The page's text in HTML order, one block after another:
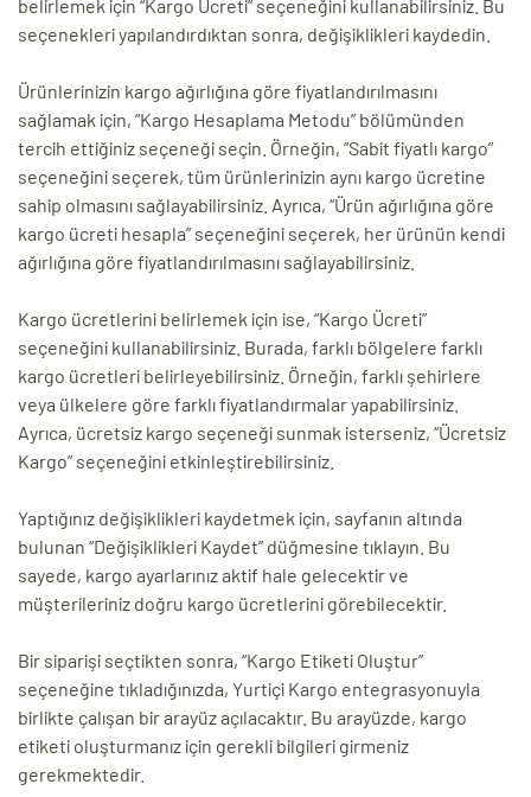
belirlemek için “Kargo Ücreti” seçeneğini kullanabilirsiniz. Bu
seçenekleri yapılandırdıktan sonra, değişiklikleri kaydedin.
Ürünlerinizin kargo ağırlığına göre fiyatlandırılmasını
sağlamak için, “Kargo Hesaplama Metodu” bölümünden
tercih ettiğiniz seçeneği seçin. Örneğin, “Sabit fiyatlı kargo”
seçeneğini seçerek, tüm ürünlerinizin aynı kargo ücretine
sahip olmasını sağlayabilirsiniz. Ayrıca, “Ürün ağırlığına göre
kargo ücreti hesapla” seçeneğini seçerek, her ürünün kendi
ağırlığına göre fiyatlandırılmasını sağlayabilirsiniz.
Kargo ücretlerini belirlemek için ise, “Kargo Ücreti”
seçeneğini kullanabilirsiniz. Burada, farklı bölgelere farklı
kargo ücretleri belirleyebilirsiniz. Örneğin, farklı şehirlere
veya ülkelere göre farklı fiyatlandırmalar yapabilirsiniz.
Ayrıca, ücretsiz kargo seçeneği sunmak isterseniz, “Ücretsiz
Kargo” seçeneğini etkinleştirebilirsiniz.
Yaptığınız değişiklikleri kaydetmek için, sayfanın altında
bulunan “Değişiklikleri Kaydet” düğmesine tıklayın. Bu
sayede, kargo ayarlarınız aktif hale gelecektir ve
müşterileriniz doğru kargo ücretlerini görebilecektir.
Bir siparişi seçtikten sonra, “Kargo Etiketi Oluştur”
seçeneğine tıkladığınızda, Yurtiçi Kargo entegrasyonuyla
birlikte çalışan bir arayüz açılacaktır. Bu arayüzde, kargo
etiketi oluşturmanız için gerekli bilgileri girmeniz
gerekmektedir.